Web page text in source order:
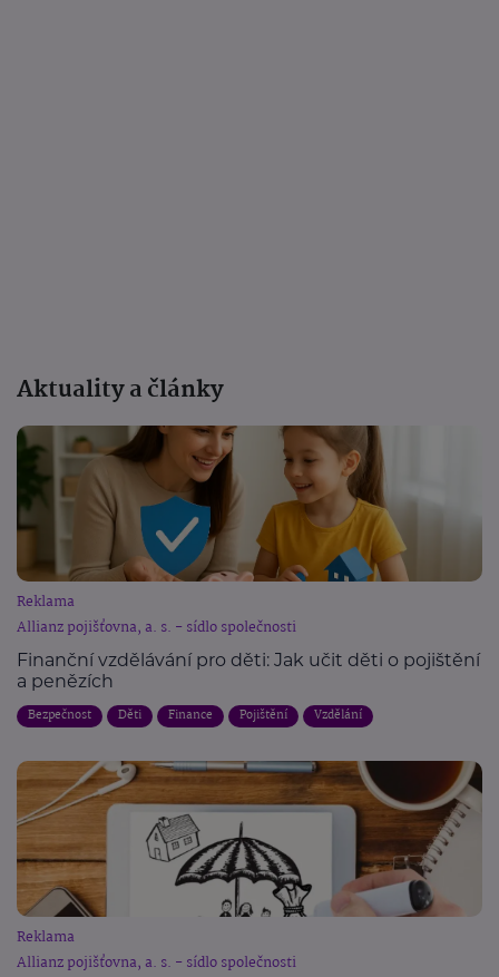
Aktuality a články
Reklama
Allianz pojišťovna, a. s. - sídlo společnosti
Finanční vzdělávání pro děti: Jak učit děti o pojištění
a penězích
Bezpečnost Děti Finance Pojištění Vzdělání
Reklama
Allianz pojišťovna, a. s. - sídlo společnosti